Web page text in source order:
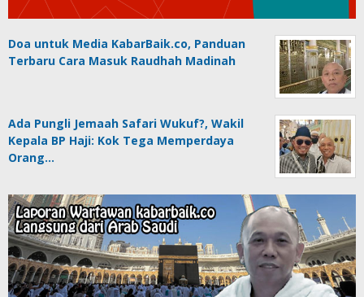
Doa untuk Media KabarBaik.co, Panduan
Terbaru Cara Masuk Raudhah Madinah
Ada Pungli Jemaah Safari Wukuf?, Wakil
Kepala BP Haji: Kok Tega Memperdaya
Orang…